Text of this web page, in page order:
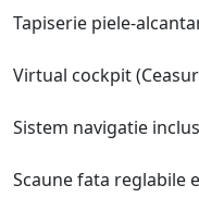
Tapiserie piele-
Virtual cockpit
Sistem navigatie
Scaune fata reglabile